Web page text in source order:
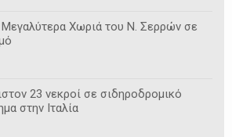
Χωριά του Ν. Σερρών σε
23 νεκροί σε σιδηροδρομικό
στην Ιταλία